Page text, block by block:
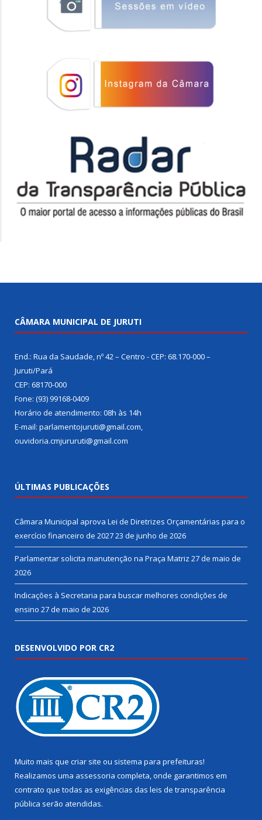
CÂMARA MUNICIPAL DE JURUTI
End.: Rua da Saudade, nº 42 – Centro - CEP: 68.170-000 –
Juruti/Pará
CEP: 68170-000
Fone: (93) 99168-0409
Horário de atendimento: 08h às 14h
E-mail: parlamentojuruti@gmail.com,
ouvidoria.cmjururuti@gmail.com
ÚLTIMAS PUBLICAÇÕES
Câmara Municipal aprova Lei de Diretrizes Orçamentárias para o
exercício financeiro de 202723 de junho de 2026
Parlamentar solicita manutenção na Praça Matriz 27 de maio de
2026
Indicações à Secretaria para buscar melhores condições de
ensino 27 de maio de 2026
DESENVOLVIDO POR CR2
Muito mais que criar site ou sistema para prefeituras!
Realizamos uma assessoria completa, onde garantimos em
contrato que todas as exigências das leis de transparência
pública serão atendidas.